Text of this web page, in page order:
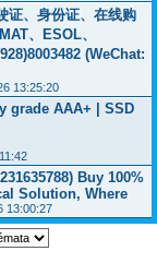
证、身份证、在线购
、ESOL、
(WeChat:
13:25:20
grade AAA+ | SSD
Buy 100%
Solution, Where
13:00:27